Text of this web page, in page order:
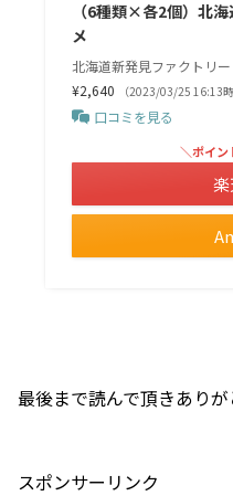
（6種類×各2個）北
メ
北海道新発見ファクトリー
¥2,640
（2023/03/25 16:13
口コミを見る
＼ポイン
最後まで読んで頂きありが
スポンサーリンク